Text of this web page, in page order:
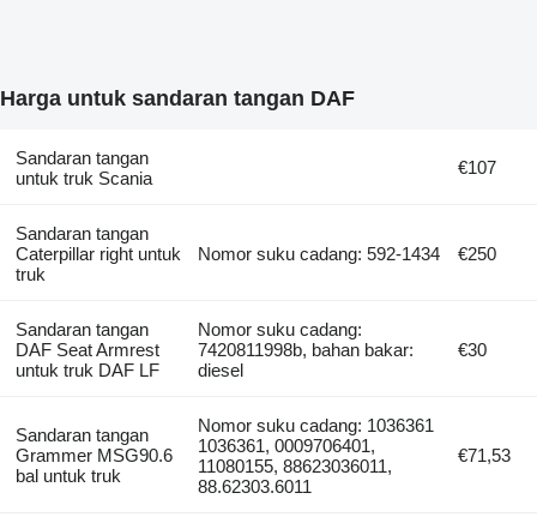
Harga untuk sandaran tangan DAF
Sandaran tangan
untuk truk Scania
€107
Sandaran tangan
Caterpillar right untuk
truk
Nomor suku cadang: 592-1434 €250
Sandaran tangan
DAF Seat Armrest
untuk truk DAF LF
Nomor suku cadang:
7420811998b, bahan bakar:
diesel
€30
Sandaran tangan
Grammer MSG90.6
bal untuk truk
Nomor suku cadang: 1036361
1036361, 0009706401,
11080155, 88623036011,
88.62303.6011
€71,53